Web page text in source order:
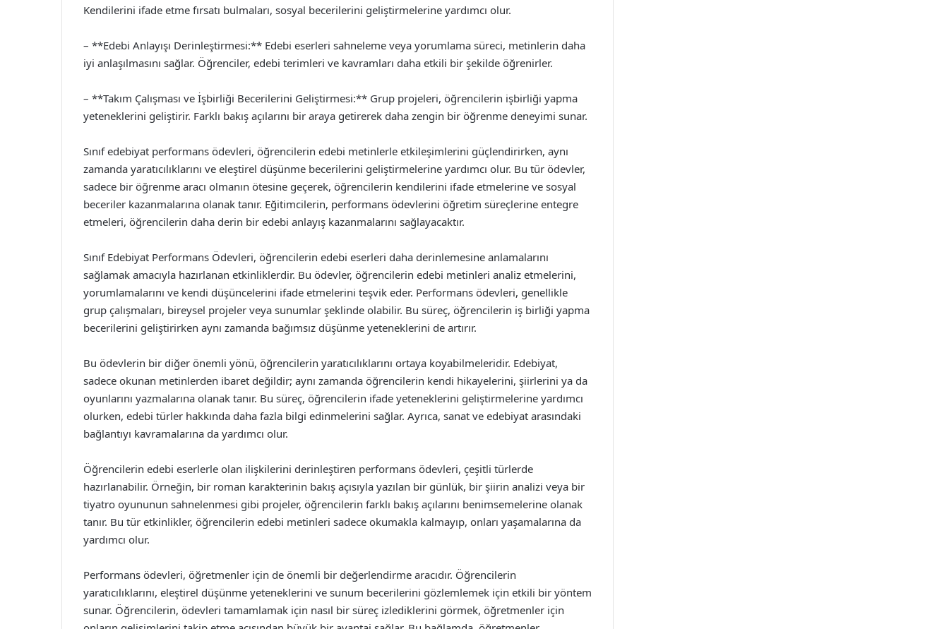
Kendilerini ifade etme fırsatı bulmaları, sosyal becerilerini geliştirmelerine yardımcı olur.
– **Edebi Anlayışı Derinleştirmesi:** Edebi eserleri sahneleme veya yorumlama süreci, metinlerin daha
iyi anlaşılmasını sağlar. Öğrenciler, edebi terimleri ve kavramları daha etkili bir şekilde öğrenirler.
– **Takım Çalışması ve İşbirliği Becerilerini Geliştirmesi:** Grup projeleri, öğrencilerin işbirliği yapma
yeteneklerini geliştirir. Farklı bakış açılarını bir araya getirerek daha zengin bir öğrenme deneyimi sunar.
Sınıf edebiyat performans ödevleri, öğrencilerin edebi metinlerle etkileşimlerini güçlendirirken, aynı
zamanda yaratıcılıklarını ve eleştirel düşünme becerilerini geliştirmelerine yardımcı olur. Bu tür ödevler,
sadece bir öğrenme aracı olmanın ötesine geçerek, öğrencilerin kendilerini ifade etmelerine ve sosyal
beceriler kazanmalarına olanak tanır. Eğitimcilerin, performans ödevlerini öğretim süreçlerine entegre
etmeleri, öğrencilerin daha derin bir edebi anlayış kazanmalarını sağlayacaktır.
Sınıf Edebiyat Performans Ödevleri, öğrencilerin edebi eserleri daha derinlemesine anlamalarını
sağlamak amacıyla hazırlanan etkinliklerdir. Bu ödevler, öğrencilerin edebi metinleri analiz etmelerini,
yorumlamalarını ve kendi düşüncelerini ifade etmelerini teşvik eder. Performans ödevleri, genellikle
grup çalışmaları, bireysel projeler veya sunumlar şeklinde olabilir. Bu süreç, öğrencilerin iş birliği yapma
becerilerini geliştirirken aynı zamanda bağımsız düşünme yeteneklerini de artırır.
Bu ödevlerin bir diğer önemli yönü, öğrencilerin yaratıcılıklarını ortaya koyabilmeleridir. Edebiyat,
sadece okunan metinlerden ibaret değildir; aynı zamanda öğrencilerin kendi hikayelerini, şiirlerini ya da
oyunlarını yazmalarına olanak tanır. Bu süreç, öğrencilerin ifade yeteneklerini geliştirmelerine yardımcı
olurken, edebi türler hakkında daha fazla bilgi edinmelerini sağlar. Ayrıca, sanat ve edebiyat arasındaki
bağlantıyı kavramalarına da yardımcı olur.
Öğrencilerin edebi eserlerle olan ilişkilerini derinleştiren performans ödevleri, çeşitli türlerde
hazırlanabilir. Örneğin, bir roman karakterinin bakış açısıyla yazılan bir günlük, bir şiirin analizi veya bir
tiyatro oyununun sahnelenmesi gibi projeler, öğrencilerin farklı bakış açılarını benimsemelerine olanak
tanır. Bu tür etkinlikler, öğrencilerin edebi metinleri sadece okumakla kalmayıp, onları yaşamalarına da
yardımcı olur.
Performans ödevleri, öğretmenler için de önemli bir değerlendirme aracıdır. Öğrencilerin
yaratıcılıklarını, eleştirel düşünme yeteneklerini ve sunum becerilerini gözlemlemek için etkili bir yöntem
sunar. Öğrencilerin, ödevleri tamamlamak için nasıl bir süreç izlediklerini görmek, öğretmenler için